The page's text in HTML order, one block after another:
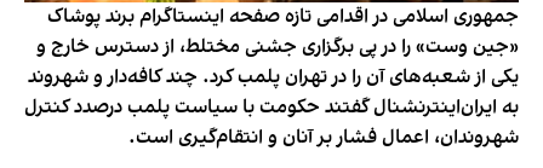
جمهوری اسلامی در اقدامی تازه صفحه اینستاگرام برند پوشاک
«جین وست» را در پی برگزاری جشنی مختلط، از دسترس خارج و
یکی از شعبه‌های آن را در تهران پلمب کرد. چند کافه‌‌دار و شهروند
به ایران‌اینترنشنال گفتند حکومت با سیاست پلمب درصدد کنترل
شهروندان، اعمال فشار بر آنان و انتقام‌گیری است.